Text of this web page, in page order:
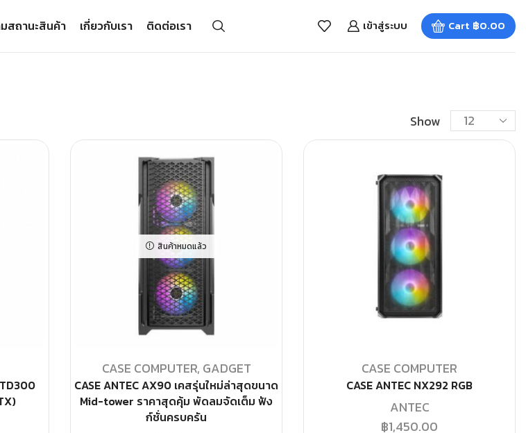
สถานะสินค้า เกี่ยวกับเรา ติดต่อเรา เข้าสู่ระบบ Cart ฿0.00
Show
TD300
สินค้าหมดแล้ว
CASE COMPUTER, GADGET
CASE ANTEC AX90 เคสรุ่นใหม่ล่าสุดขนาด
Mid-tower ราคาสุดคุ้ม พัดลมจัดเต็ม ฟัง
ก์ชั่นครบครัน
CASE COMPUTER
CASE ANTEC NX292 RGB
ANTEC
฿1,450.00